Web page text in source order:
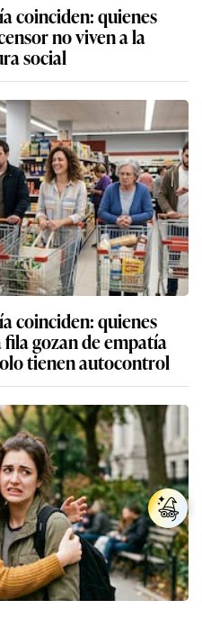
coinciden: quienes
no viven a la
social
coinciden: quienes
gozan de empatía
tienen autocontrol